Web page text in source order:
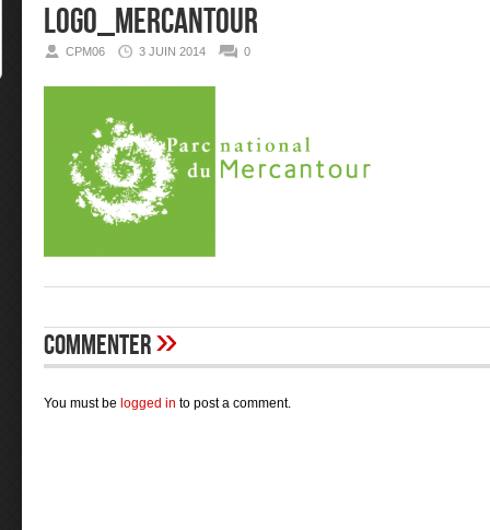
logo_mercantour
CPM06 3 JUIN 2014 0
Commenter»
You must be logged in to post a comment.